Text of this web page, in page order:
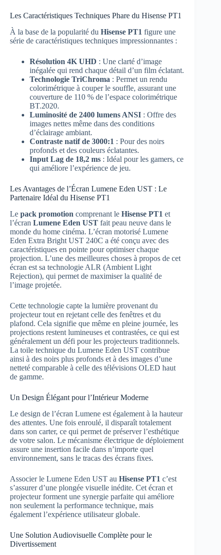
Les Caractéristiques Techniques Phare du Hisense PT1
À la base de la popularité du Hisense PT1 figure une
série de caractéristiques techniques impressionnantes :
Résolution 4K UHD : Une clarté d’image
inégalée qui rend chaque détail d’un film éclatant.
Technologie TriChroma : Permet un rendu
colorimétrique à couper le souffle, assurant une
couverture de 110 % de l’espace colorimétrique
BT.2020.
Luminosité de 2400 lumens ANSI : Offre des
images nettes même dans des conditions
d’éclairage ambiant.
Contraste natif de 3000:1 : Pour des noirs
profonds et des couleurs éclatantes.
Input Lag de 18,2 ms : Idéal pour les gamers, ce
qui améliore l’expérience de jeu.
Les Avantages de l’Écran Lumene Eden UST : Le
Partenaire Idéal du Hisense PT1
Le pack promotion comprenant le Hisense PT1 et
l’écran Lumene Eden UST fait peau neuve dans le
monde du home cinéma. L’écran motorisé Lumene
Eden Extra Bright UST 240C a été conçu avec des
caractéristiques en pointe pour optimiser chaque
projection. L’une des meilleures choses à propos de cet
écran est sa technologie ALR (Ambient Light
Rejection), qui permet de maximiser la qualité de
l’image projetée.
Cette technologie capte la lumière provenant du
projecteur tout en rejetant celle des fenêtres et du
plafond. Cela signifie que même en pleine journée, les
projections restent lumineuses et contrastées, ce qui est
généralement un défi pour les projecteurs traditionnels.
La toile technique du Lumene Eden UST contribue
ainsi à des noirs plus profonds et à des images d’une
netteté comparable à celle des télévisions OLED haut
de gamme.
Un Design Élégant pour l’Intérieur Moderne
Le design de l’écran Lumene est également à la hauteur
des attentes. Une fois enroulé, il disparaît totalement
dans son carter, ce qui permet de préserver l’esthétique
de votre salon. Le mécanisme électrique de déploiement
assure une insertion facile dans n’importe quel
environnement, sans le tracas des écrans fixes.
Associer le Lumene Eden UST au Hisense PT1 c’est
s’assurer d’une plongée visuelle inédite. Cet écran et
projecteur forment une synergie parfaite qui améliore
non seulement la performance technique, mais
également l’expérience utilisateur globale.
Une Solution Audiovisuelle Complète pour le
Divertissement